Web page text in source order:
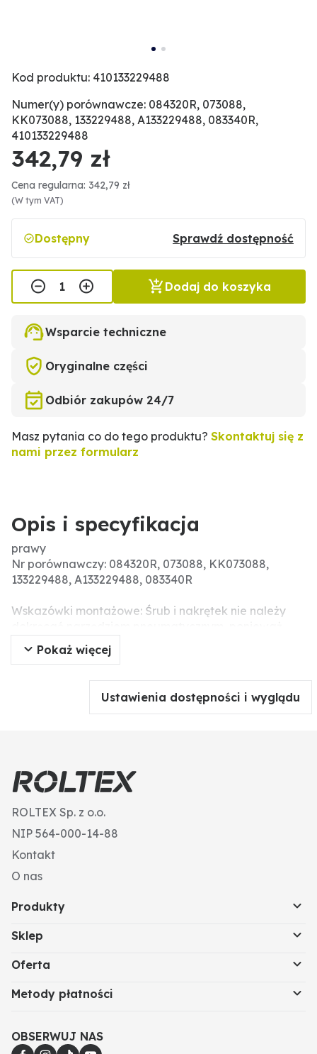
Kod produktu: 410133229488
Numer(y) porównawcze: 084320R, 073088,
KK073088, 133229488, A133229488, 083340R,
410133229488
342,79 zł
Cena regularna: 342,79 zł
(W tym VAT)
Dostępny Sprawdź dostępność
Dodaj do koszyka
Wsparcie techniczne
Oryginalne części
Odbiór zakupów 24/7
Masz pytania co do tego produktu? Skontaktuj się z
nami przez formularz
Opis i specyfikacja
prawy
Nr porównawczy: 084320R, 073088, KK073088,
133229488, A133229488, 083340R
Wskazówki montażowe: Śrub i nakrętek nie należy
może prowadzić to do uszkodzeń części roboczej
(pęknięcia związane z napięciem).
Pokaż więcej
Ustawienia dostępności i wyglądu
ROLTEX Sp. z o.o.
NIP 564-000-14-88
Kontakt
O nas
Produkty
Sklep
Oferta
Metody płatności
OBSERWUJ NAS